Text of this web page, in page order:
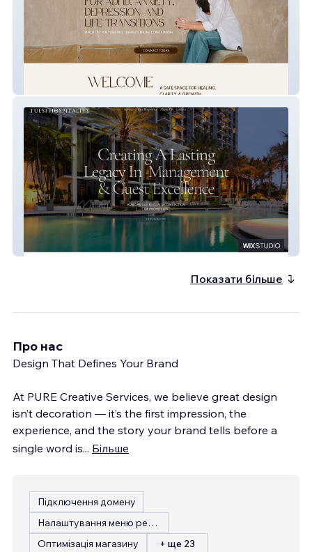
Liora Barook Therapy
Tulsi Hospitality
Показати більше
Про нас
Design That Defines Your Brand
At PURE Creative Services, we believe great design
isn’t decoration — it’s the first impression, the
experience, and the story your brand tells before a
single word is... Більше
Підключення домену
Налаштування меню ресторану
Оптимізація магазину
+ ще 23